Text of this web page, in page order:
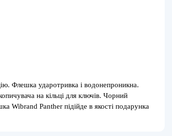
Флешка ударотривка і водонепроникна.
на кільці для ключів. Чорний
Wibrand Panther підійде в якості подарунка